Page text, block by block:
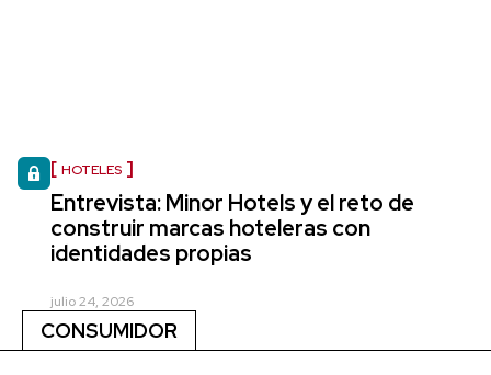
HOTELES
Entrevista: Minor Hotels y el reto de
construir marcas hoteleras con
identidades propias
julio 24, 2026
CONSUMIDOR